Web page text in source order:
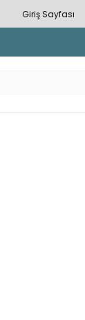
Giriş Sayfası